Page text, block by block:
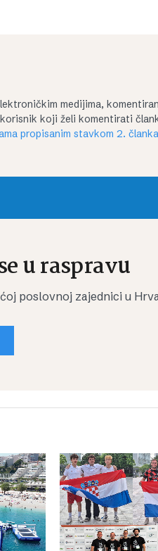
medijima,
koji želi komentirati
propisanim stavkom 2.
u raspravu
poslovnoj zajednici u